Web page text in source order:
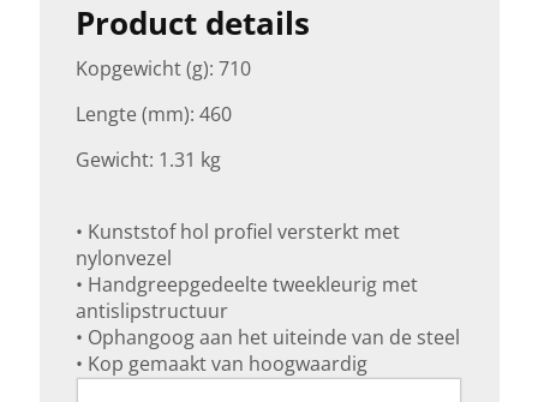
Product details
Kopgewicht (g): 710
Lengte (mm): 460
Gewicht: 1.31 kg
• Kunststof hol profiel versterkt met
nylonvezel
• Handgreepgedeelte tweekleurig met
antislipstructuur
• Ophangoog aan het uiteinde van de steel
• Kop gemaakt van hoogwaardig